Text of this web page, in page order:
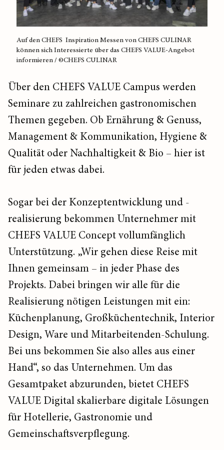
Auf den CHEFS Inspiration Messen von CHEFS CULINAR
können sich Interessierte über das CHEFS VALUE-Angebot
informieren / ©CHEFS CULINAR
Über den CHEFS VALUE Campus werden
Seminare zu zahlreichen gastronomischen
Themen gegeben. Ob Ernährung & Genuss,
Management & Kommunikation, Hygiene &
Qualität oder Nachhaltigkeit & Bio – hier ist
für jeden etwas dabei.
Sogar bei der Konzeptentwicklung und -
realisierung bekommen Unternehmer mit
CHEFS VALUE Concept vollumfänglich
Unterstützung. „Wir gehen diese Reise mit
Ihnen gemeinsam – in jeder Phase des
Projekts. Dabei bringen wir alle für die
Realisierung nötigen Leistungen mit ein:
Küchenplanung, Großküchentechnik, Interior
Design, Ware und Mitarbeitenden-Schulung.
Bei uns bekommen Sie also alles aus einer
Hand“, so das Unternehmen. Um das
Gesamtpaket abzurunden, bietet CHEFS
VALUE Digital skalierbare digitale Lösungen
für Hotellerie, Gastronomie und
Gemeinschaftsverpflegung.